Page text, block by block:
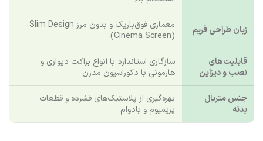
زبان طراحی فریم
معماری فوق‌باریک و بدون مرز Slim Design
(Cinema Screen)
قابلیت‌های
نصب و دیزاین
سازگاری استاندارد با انواع براکت دیواری و
هارمونی با دکوراسیون مدرن
جنس متریال
بدنه
بهره‌گیری از پلاستیک‌های فشرده و قطعات
پریمیوم و بادوام